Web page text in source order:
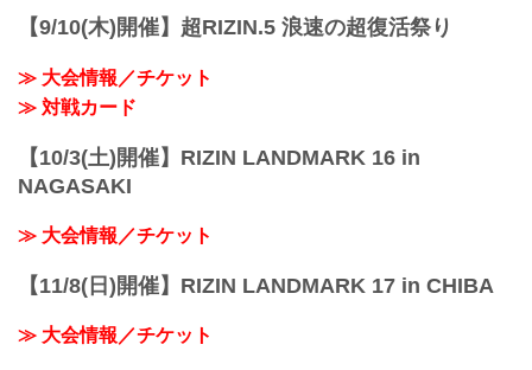
【9/10(木)開催】超RIZIN.5 浪速の超復活祭り
≫ 大会情報／チケット
≫ 対戦カード
【10/3(土)開催】RIZIN LANDMARK 16 in
NAGASAKI
≫ 大会情報／チケット
【11/8(日)開催】RIZIN LANDMARK 17 in CHIBA
≫ 大会情報／チケット